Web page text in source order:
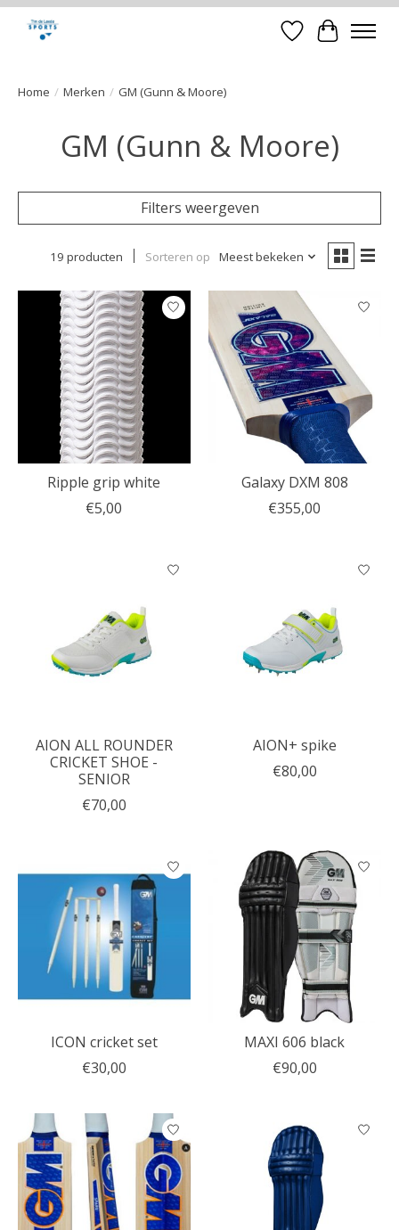
Verlanglijst
Home / Merken / GM (Gunn & Moore)
GM (Gunn & Moore)
Filters weergeven
19 producten Sorteren op Meest bekeken
Ripple grip white
€5,00
Galaxy DXM 808
€355,00
AION ALL ROUNDER
CRICKET SHOE -
SENIOR
€70,00
AION+ spike
€80,00
ICON cricket set
€30,00
MAXI 606 black
€90,00